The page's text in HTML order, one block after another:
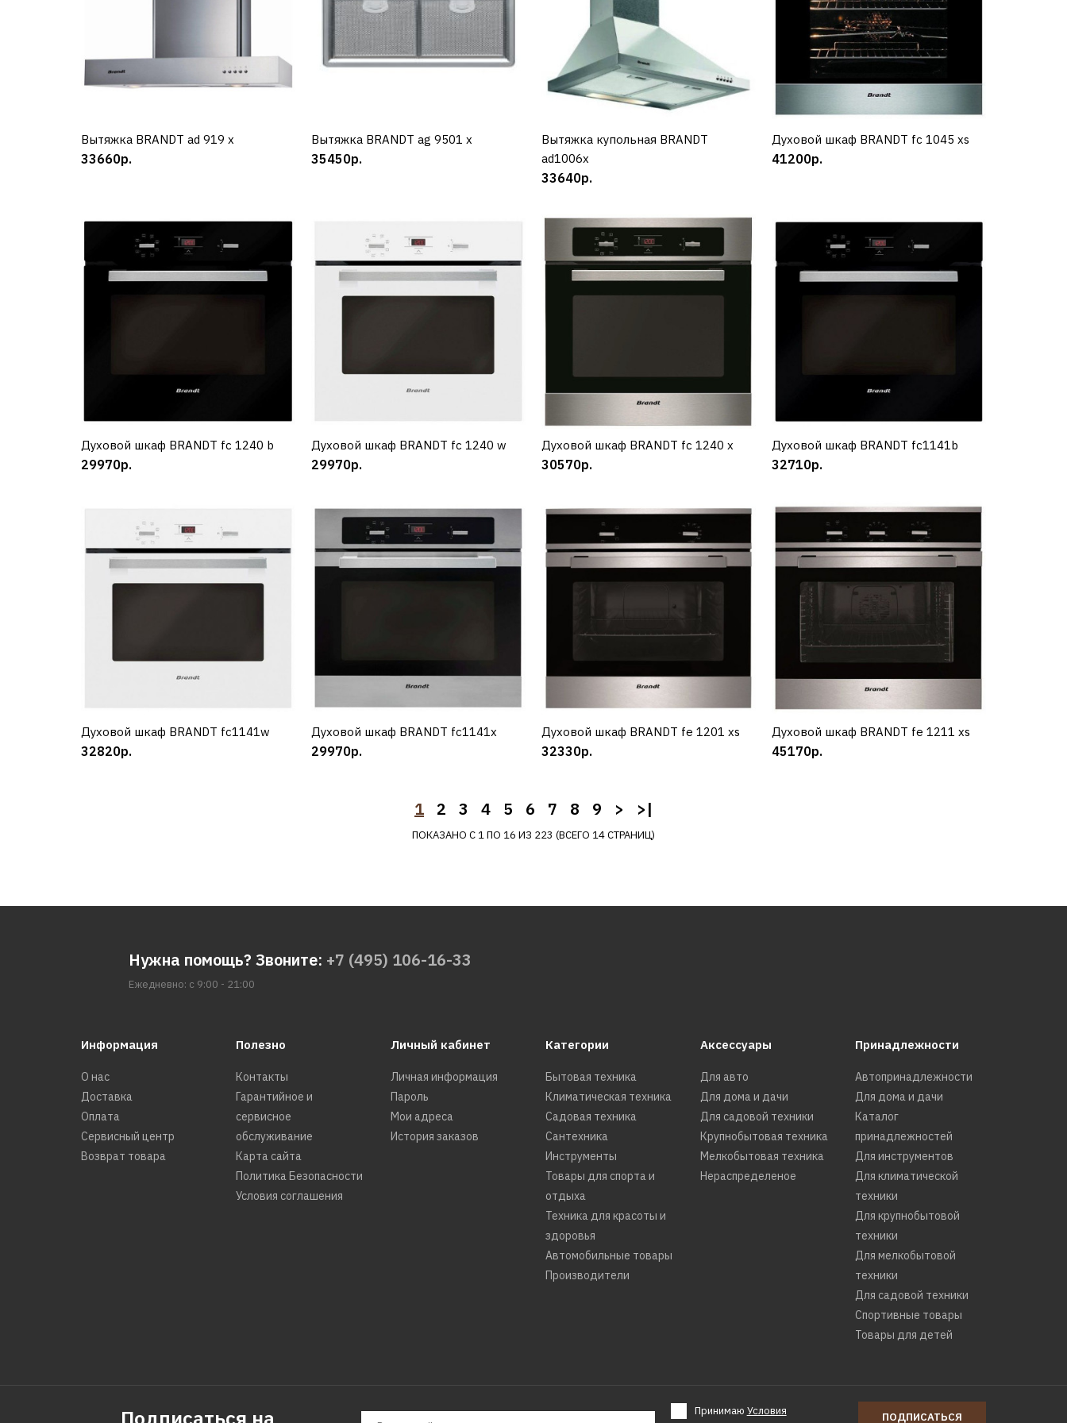
BRANDT
Варочная поверхность
BRANDT BPI364DPW
69990р.
ДОБАВИТЬ К СРАВНЕНИЮ
ДОБАВИТЬ В ПОЖЕЛАНИЯ
Вытяжка BRANDT ad 1186
КУПИТЬ
Вытяжка BRANDT ad 916 x
37960р.
ДОБАВИТЬ В ПОЖЕЛАНИЯ
ДОБАВИТЬ К СРАВНЕНИЮ
ДОБАВИТЬ В ПОЖЕЛАНИЯ
Вытяжка BRANDT ag 9501
ДОБАВИТЬ В ПОЖЕЛАНИЯ
КУПИТЬ
Вытяжка BRANDT ad 919 x
33660р.
КУПИТЬ
Вытяжка BRANDT ag 9501 x
35450р.
КУПИТЬ
Вытяжка купольная BRANDT
ad1006x
33640р.
КУПИТЬ
Духовой шкаф BRANDT fc 1045 xs
41200р.
КУПИТЬ
Духовой шкаф BRANDT fc 1240 b
29970р.
КУПИТЬ
Духовой шкаф BRANDT fc 1240 w
29970р.
КУПИТЬ
Духовой шкаф BRANDT fc 1240 x
30570р.
КУПИТЬ
Духовой шкаф BRANDT fc1141b
32710р.
КУПИТЬ
Духовой шкаф BRANDT fc1141w
32820р.
КУПИТЬ
Духовой шкаф BRANDT fc1141x
29970р.
КУПИТЬ
Духовой шкаф BRANDT fe 1201 xs
32330р.
КУПИТЬ
Духовой шкаф BRANDT fe 1211 xs
45170р.
1 2 3 4 5 6 7 8 9 > >|
ПОКАЗАНО С 1 ПО 16 ИЗ 223 (ВСЕГО 14 СТРАНИЦ)
Нужна помощь? Звоните: +7 (495) 106-16-33
Ежедневно: с 9:00 - 21:00
Информация
О нас
Доставка
Оплата
Сервисный центр
Возврат товара
Полезно
Контакты
Гарантийное и
сервисное
обслуживание
Карта сайта
Политика Безопасности
Условия соглашения
Личный кабинет
Личная информация
Пароль
Мои адреса
История заказов
Категории
Бытовая техника
Климатическая техника
Садовая техника
Сантехника
Инструменты
Товары для спорта и
отдыха
Техника для красоты и
здоровья
Автомобильные товары
Производители
Аксессуары
Для авто
Для дома и дачи
Для садовой техники
Крупнобытовая техника
Мелкобытовая техника
Нераспределеное
Принадлежности
Автопринадлежности
Для дома и дачи
Каталог
принадлежностей
Для инструментов
Для климатической
техники
Для крупнобытовой
техники
Для мелкобытовой
техники
Для садовой техники
Спортивные товары
Товары для детей
Принимаю Условия
ПОДПИСАТЬСЯ